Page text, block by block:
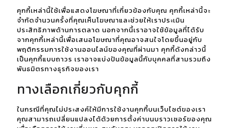
คุกกี้เหล่านี้ใช้เพื่อแสดงโฆษณาที่เกี่ยวข้องกับคุณ คุกกี้เหล่านี้จะ
จำกัดจำนวนครั้งที่คุณเห็นโฆษณาและช่วยให้เราประเมิน
ประสิทธิภาพด้านการตลาด นอกจากนี้เราอาจใช้ข้อมูลที่ได้รับ
จากคุกกี้เหล่านี้เพื่อเสนอโฆษณาที่คุณอาจสนใจโดยขึ้นอยู่กับ
พฤติกรรมการใช้งานออนไลน์ของคุณที่ผ่านมา คุกกี้ดังกล่าวนี้
เป็นคุกกี้แบบถาวร เราอาจแบ่งปันข้อมูลนี้กับบุคคลที่สามรวมถึง
พันธมิตรทางธุรกิจของเรา
ทางเลือกเกี่ยวกับคุกกี้
ในกรณีที่คุณไม่ประสงค์ให้มีการใช้งานคุกกี้บนเว็บไซต์ของเรา
คุณสามารถเปลี่ยนแปลงได้ด้วยการตั้งค่าบนบราวเซอร์ของคุณ